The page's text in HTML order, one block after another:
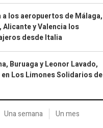
a los aeropuertos de Málaga,
Alicante y Valencia los
desde Italia
Buruaga y Leonor Lavado,
Los Limones Solidarios de
Una semana Un mes